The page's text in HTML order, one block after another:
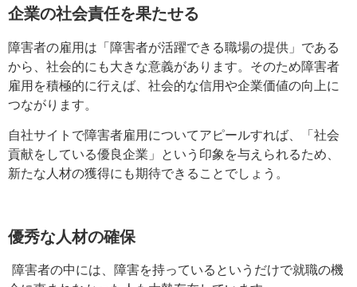
企業の社会責任を果たせる
障害者の雇用は「障害者が活躍できる職場の提供」である
から
社会的にも大きな意義があります。そのため障害者
雇用を積極的に行えば、社会的な信用や企業価値の向上に
つながります。
自社サイトで障害者雇用についてアピールすれば、「社会
貢献をしている優良企業 」 という印象を与えられるため、
新たな人材の獲得にも期待できることでしょう 。
優秀な人材の確保
障害者の中には、障害を持っているというだけで就職の機